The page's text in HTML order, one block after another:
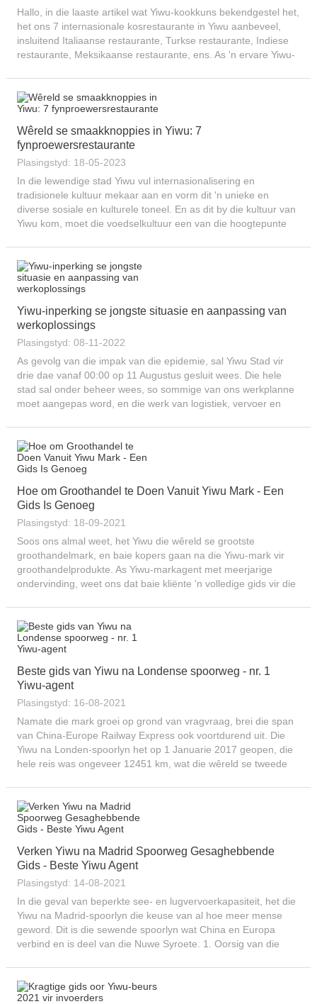
Hallo, in die laaste artikel wat Yiwu-kookkuns bekendgestel het,
het ons 7 internasionale kosrestaurante in Yiwu aanbeveel,
insluitend Italiaanse restaurante, Turkse restaurante, Indiese
restaurante, Meksikaanse restaurante, ens. As 'n ervare Yiwu-
Wêreld se smaakknoppies in Yiwu: 7
fynproewersrestaurante
Plasingstyd: 18-05-2023
In die lewendige stad Yiwu vul internasionalisering en
tradisionele kultuur mekaar aan en vorm dit 'n unieke en
diverse sosiale en kulturele toneel. En as dit by die kultuur van
Yiwu kom, moet die voedselkultuur een van die hoogtepunte
Yiwu-inperking se jongste situasie en aanpassing van
werkoplossings
Plasingstyd: 08-11-2022
As gevolg van die impak van die epidemie, sal Yiwu Stad vir
drie dae vanaf 00:00 op 11 Augustus gesluit wees. Die hele
stad sal onder beheer wees, so sommige van ons werkplanne
moet aangepas word, en die werk van logistiek, vervoer en
Hoe om Groothandel te Doen Vanuit Yiwu Mark - Een
Gids Is Genoeg
Plasingstyd: 18-09-2021
Soos ons almal weet, het Yiwu die wêreld se grootste
groothandelmark, en baie kopers gaan na die Yiwu-mark vir
groothandelprodukte. As Yiwu-markagent met meerjarige
ondervinding, weet ons dat baie kliënte 'n volledige gids vir die
Beste gids van Yiwu na Londense spoorweg - nr. 1
Yiwu-agent
Plasingstyd: 16-08-2021
Namate die mark groei op grond van vragvraag, brei die span
van China-Europe Railway Express ook voortdurend uit. Die
Yiwu na Londen-spoorlyn het op 1 Januarie 2017 geopen, die
hele reis was ongeveer 12451 km, wat die wêreld se tweede
Verken Yiwu na Madrid Spoorweg Gesaghebbende
Gids - Beste Yiwu Agent
Plasingstyd: 14-08-2021
In die geval van beperkte see- en lugvervoerkapasiteit, het die
Yiwu na Madrid-spoorlyn die keuse van al hoe meer mense
geword. Dit is die sewende spoorlyn wat China en Europa
verbind en is deel van die Nuwe Syroete. 1. Oorsig van die